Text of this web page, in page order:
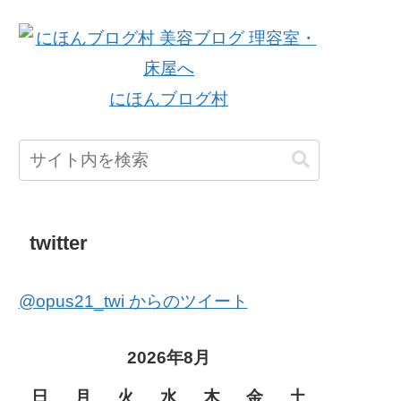
にほんブログ村
twitter
@opus21_twi からのツイート
2026年8月
日 月 火 水 木 金 土